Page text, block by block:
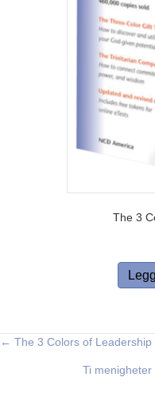
The 3
Posts
navigation
← The 3 Colors of Leadership
Ti